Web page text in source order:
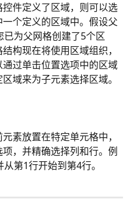
件定义了区域，则可以选
个定义的区域中。假设父
为父网格创建了5个区
构现在将使用区域组织，
过单击位置选项中的区域
域来为子元素选择区域。
素放置在特定单元格中，
，并精确选择列和行。例
第1行开始到第4行。